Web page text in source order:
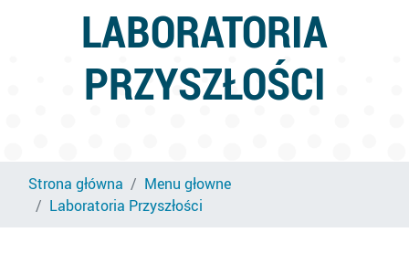
LABORATORIA
PRZYSZŁOŚCI
Strona główna
Menu głowne
Laboratoria Przyszłości